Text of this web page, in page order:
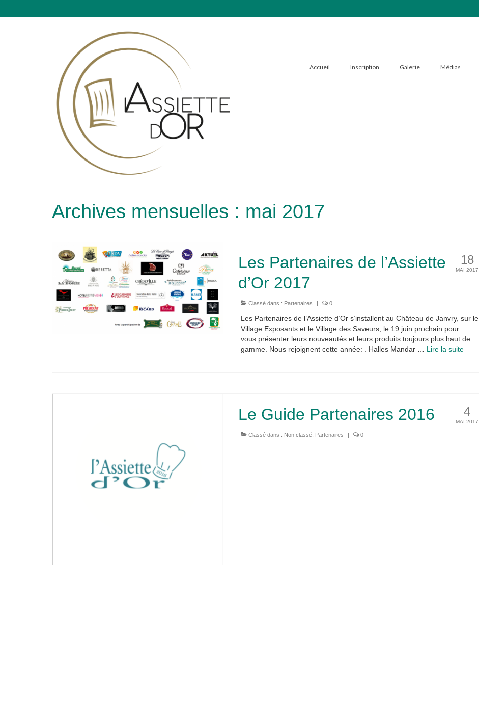
Accueil Inscription Galerie Médias
Archives mensuelles : mai 2017
18
MAI 2017
Les Partenaires de l’Assiette
d’Or 2017
Classé dans : Partenaires 0
Les Partenaires de l’Assiette d’Or s’installent au Château de Janvry, sur le
Village Exposants et le Village des Saveurs, le 19 juin prochain pour
vous présenter leurs nouveautés et leurs produits toujours plus haut de
gamme. Nous rejoignent cette année: . Halles Mandar … Lire la suite­­
4
MAI 2017
Le Guide Partenaires 2016
Classé dans : Non classé, Partenaires 0